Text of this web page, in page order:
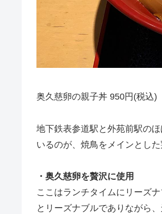
奥久慈卵の親子丼 950円(税込)
地下鉄表参道駅と外苑前駅の
いるのが、焼鳥をメインとし
・奥久慈卵を贅沢に使用
ここはランチタイムにリーズ
とリーズナブルでありながら